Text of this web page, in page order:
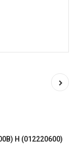
Н (012220600)